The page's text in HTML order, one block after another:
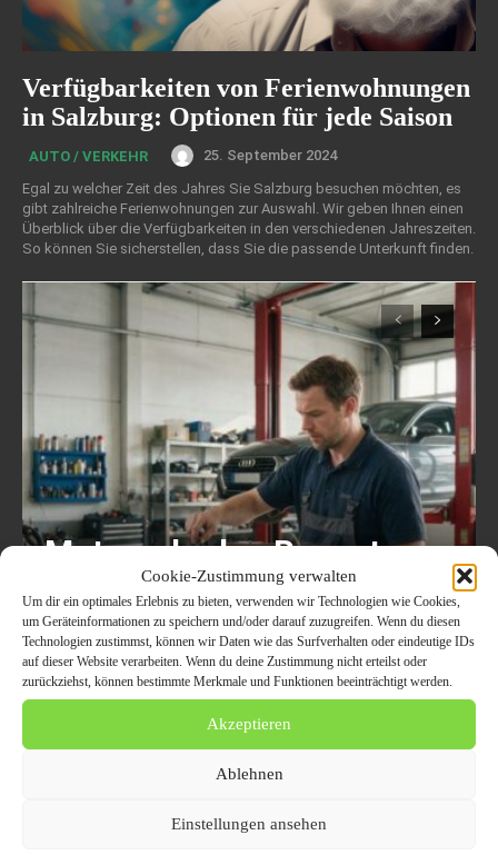
Cookie-Zustimmung verwalten
Um dir ein optimales Erlebnis zu bieten, verwenden wir Technologien wie Cookies,
um Geräteinformationen zu speichern und/oder darauf zuzugreifen. Wenn du diesen
Technologien zustimmst, können wir Daten wie das Surfverhalten oder eindeutige IDs
auf dieser Website verarbeiten. Wenn du deine Zustimmung nicht erteilst oder
zurückziehst, können bestimmte Merkmale und Funktionen beeinträchtigt werden.
Akzeptieren
Ablehnen
Einstellungen ansehen
Verfügbarkeiten von Ferienwohnungen
in Salzburg: Optionen für jede Saison
AUTO / VERKEHR
25. September 2024
Egal zu welcher Zeit des Jahres Sie Salzburg besuchen möchten, es
gibt zahlreiche Ferienwohnungen zur Auswahl. Wir geben Ihnen einen
Überblick über die Verfügbarkeiten in den verschiedenen Jahreszeiten.
So können Sie sicherstellen, dass Sie die passende Unterkunft finden.
Motorschaden Bewertung:
Der Ultimative Leitfaden
Für Fahrzeughalter, Um
Sorgfältig Entscheidungen
Zu Treffen
6. August 2026